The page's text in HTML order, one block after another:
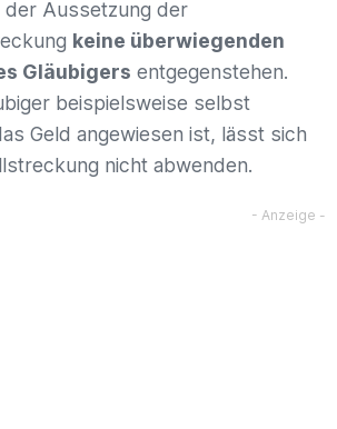
der Aussetzung der
keine überwiegenden
Gläubigers entgegenstehen.
beispielsweise selbst
Geld angewiesen ist, lässt sich
nicht abwenden.